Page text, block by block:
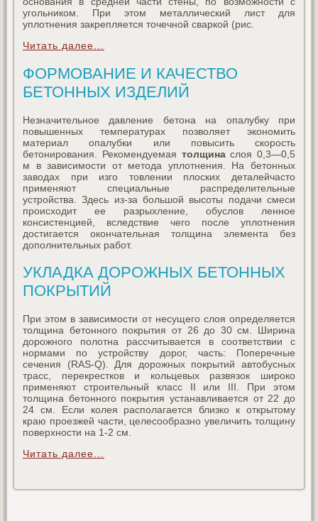
угольником. При этом металлический лист для
уплотнения закрепляется точечной сваркой (рис.
Читать далее...
ФОРМОВАНИЕ И КАЧЕСТВО
БЕТОННЫХ ИЗДЕЛИЙ
Незначительное давление бетона на опалубку при
повышенных температурах позволяет экономить
материал опалубки или повысить скорость
бетонирования. Рекомендуемая толщинаслоя 0,3—0,5
м в зависимости от метода уплотнения. На бетонных
заводах при изго товлении плоских деталейчасто
применяют специальные распределительные
устройства. Здесь из-за большой высоты подачи смеси
происходит ее разрыхление, обуслов ленное
консистенцией, вследствие чего после уплотнения
достигается окончательная толщина элемента без
дополнительных работ.
УКЛАДКА ДОРОЖНЫХ БЕТОННЫХ
ПОКРЫТИЙ
При этом в зависимости от несущего слоя определяется
толщина бетонного покрытия от 26 до 30 см. Ширина
дорожного полотна рассчитывается в соответствии с
нормами по устройству дорог, часть: Поперечные
сечения (RAS-Q). Для дорожных покрытий автобусных
трасс, перекрестков и кольцевых развязок широко
применяют строительный класс II или III. При этом
толщина бетонного покрытия устанавливается от 22 до
24 см. Если колея располагается близко к открытому
краю проезжей части, целесообразно увеличить толщину
поверхности на 1-2 см.
Читать далее...